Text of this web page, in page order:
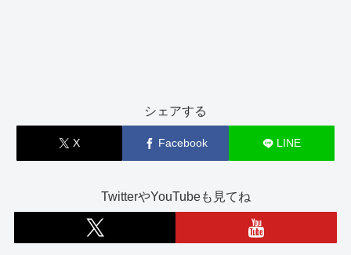
シェアする
X Facebook LINE
TwitterやYouTubeも見てね